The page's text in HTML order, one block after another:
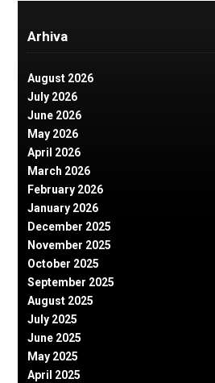
Arhiva
August 2026
July 2026
June 2026
May 2026
April 2026
March 2026
February 2026
January 2026
December 2025
November 2025
October 2025
September 2025
August 2025
July 2025
June 2025
May 2025
April 2025